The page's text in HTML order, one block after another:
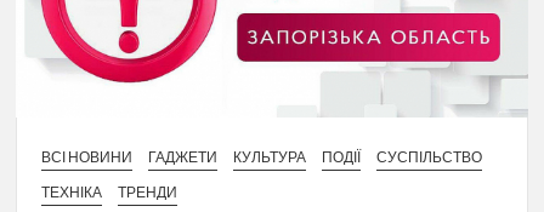
ВСІ НОВИНИ ГАДЖЕТИ КУЛЬТУРА ПОДІЇ
СУСПІЛЬСТВО
ТЕХНІКА
ТРЕНДИ